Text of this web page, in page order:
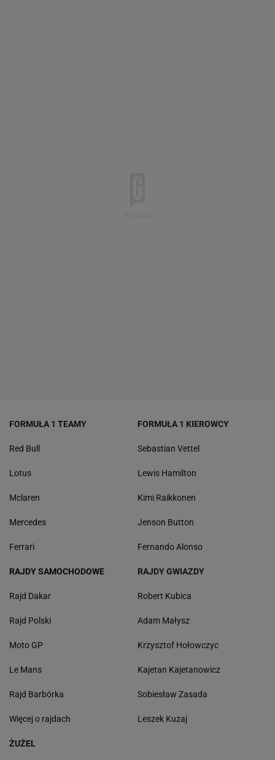
FORMUŁA 1 TEAMY
Red Bull
Lotus
Mclaren
Mercedes
Ferrari
FORMUŁA 1 KIEROWCY
Sebastian Vettel
Lewis Hamilton
Kimi Raikkonen
Jenson Button
Fernando Alonso
RAJDY SAMOCHODOWE
Rajd Dakar
Rajd Polski
Moto GP
Le Mans
Rajd Barbórka
Więcej o rajdach
RAJDY GWIAZDY
Robert Kubica
Adam Małysz
Krzysztof Hołowczyc
Kajetan Kajetanowicz
Sobiesław Zasada
Leszek Kuzaj
ŻUŻEL